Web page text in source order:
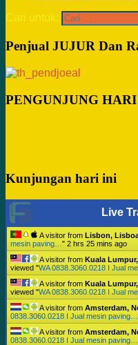
Cari untuk:
Penjual JUJUR Dan
PENGUNJUNG
Kunjungan hari ini
Live
A visitor from Lisbon,
mesin paving… " 2 hrs 25 mins ago
A visitor from Kuala
viewed "WA 0838.3060.0218 I Jual
A visitor from Kuala
viewed "WA 0838.3060.0218 I Jual
A visitor from Amsterdam,
0838.3060.0218 I Jual mesin paving…
A visitor from Amsterdam,
0838.3060.0218 I Jual mesin paving…